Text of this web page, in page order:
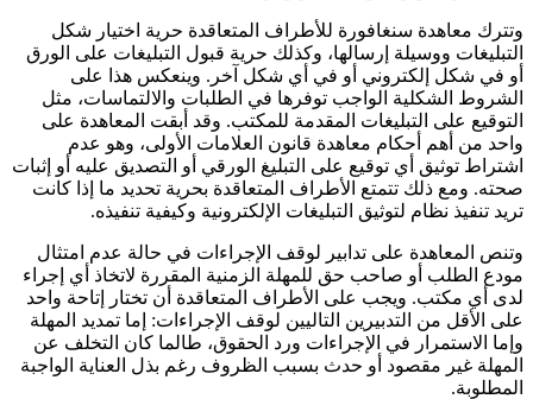
وتترك معاهدة سنغافورة للأطراف المتعاقدة حرية اختيار شكل
التبليغات ووسيلة إرسالها، وكذلك حرية قبول التبليغات على الورق
أو في شكل إلكتروني أو في أي شكل آخر. وينعكس هذا على
الشروط الشكلية الواجب توفرها في الطلبات والالتماسات، مثل
التوقيع على التبليغات المقدمة للمكتب. وقد أبقت المعاهدة على
واحد من أهم أحكام معاهدة قانون العلامات الأولى، وهو عدم
اشتراط توثيق أي توقيع على التبليغ الورقي أو التصديق عليه أو إثبات
صحته. ومع ذلك تتمتع الأطراف المتعاقدة بحرية تحديد ما إذا كانت
تريد تنفيذ نظام لتوثيق التبليغات الإلكترونية وكيفية تنفيذه.
وتنص المعاهدة على تدابير لوقف الإجراءات في حالة عدم امتثال
مودع الطلب أو صاحب حق للمهلة الزمنية المقررة لاتخاذ أي إجراء
لدى أي مكتب. ويجب على الأطراف المتعاقدة أن تختار إتاحة واحد
على الأقل من التدبيرين التاليين لوقف الإجراءات: إما تمديد المهلة
وإما الاستمرار في الإجراءات ورد الحقوق، طالما كان التخلف عن
المهلة غير مقصود أو حدث بسبب الظروف رغم بذل العناية الواجبة
المطلوبة.